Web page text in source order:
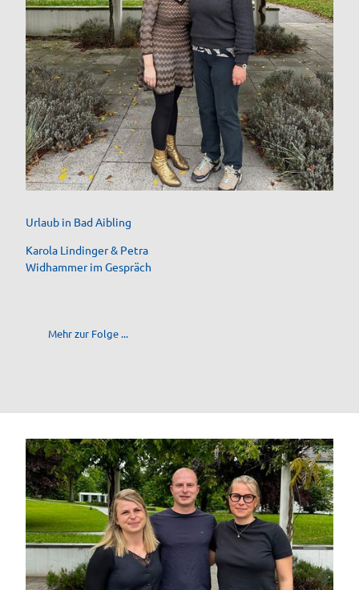
Karola Lindinger und Petra Widhammer - Gastgeberinnen aus Bad Aibling
Urlaub in Bad Aibling
Karola Lindinger & Petra
Widhammer im Gespräch
Mehr zur Folge ...